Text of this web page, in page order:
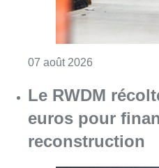
07 août 2026
Le RWDM
euros pour
reconstruction